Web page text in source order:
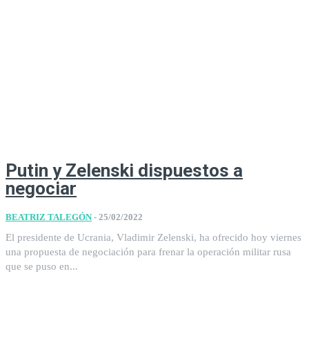
Putin y Zelenski dispuestos a
negociar
BEATRIZ TALEGÓN - 25/02/2022
El presidente de Ucrania, Vladimir Zelenski, ha ofrecido hoy viernes
una propuesta de negociación para frenar la operación militar rusa
que se puso en...